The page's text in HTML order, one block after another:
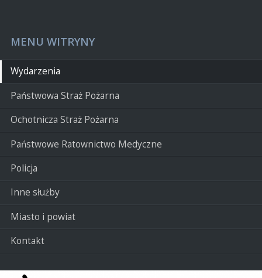
MENU WITRYNY
Wydarzenia
Państwowa Straż Pożarna
Ochotnicza Straż Pożarna
Państwowe Ratownictwo Medyczne
Policja
Inne służby
Miasto i powiat
Kontakt